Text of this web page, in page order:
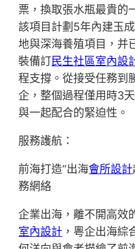
票，換取張水瓶最貴的
該項目計劃5年內建玉
地與深海養殖項目，并
裝備訂民生社區室內設
程支撐。從接受任務到
企，整個過程僅用時3
與一起配合的緊迫性。
服務護航：
前海打造“出海會所設計
務網絡
企業出海，離不開高效
室內設計 ，粵企出海綜